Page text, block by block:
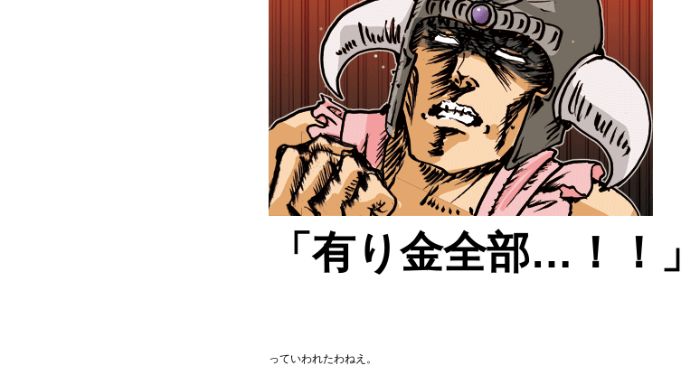
「有り金全部…！！」
っていわれたわねえ。